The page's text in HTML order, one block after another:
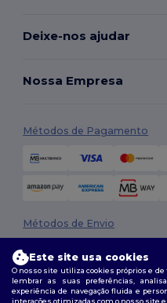
Deixe-nos ajudar
Nossa Empresa
Métodos de Pagamento
Métodos de Envio
Este site usa cookies
O nosso site utiliza cookies próprios e
lembrar as suas preferências,
experiência de navegação fluida e
interações otimizadas com o nosso site e